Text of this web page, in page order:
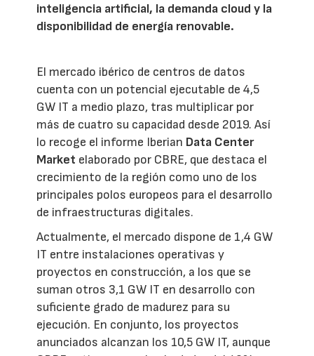
inteligencia artificial, la demanda cloud y la
disponibilidad de energía renovable.
El mercado ibérico de centros de datos
cuenta con un potencial ejecutable de 4,5
GW IT a medio plazo, tras multiplicar por
más de cuatro su capacidad desde 2019. Así
lo recoge el informe Iberian Data Center
Market elaborado por CBRE, que destaca el
crecimiento de la región como uno de los
principales polos europeos para el desarrollo
de infraestructuras digitales.
Actualmente, el mercado dispone de 1,4 GW
IT entre instalaciones operativas y
proyectos en construcción, a los que se
suman otros 3,1 GW IT en desarrollo con
suficiente grado de madurez para su
ejecución. En conjunto, los proyectos
anunciados alcanzan los 10,5 GW IT, aunque